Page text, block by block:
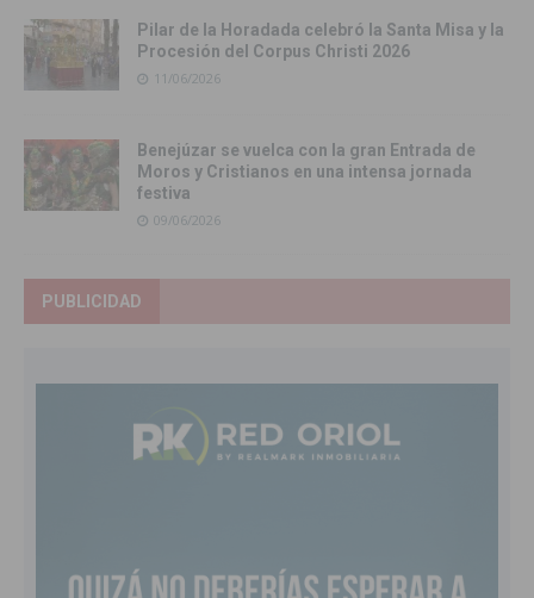
Pilar de la Horadada celebró la Santa Misa y la
Procesión del Corpus Christi 2026
11/06/2026
Benejúzar se vuelca con la gran Entrada de
Moros y Cristianos en una intensa jornada
festiva
09/06/2026
PUBLICIDAD